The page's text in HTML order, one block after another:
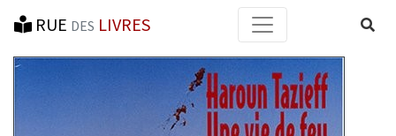
RUE DES LIVRES